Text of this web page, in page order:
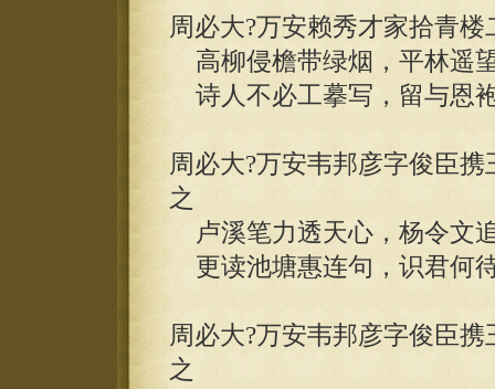
周必大?万安赖秀才家拾青楼
高柳侵檐带绿烟，平林遥
诗人不必工摹写，留与恩
周必大?万安韦邦彦字俊臣
之
卢溪笔力透天心，杨令文
更读池塘惠连句，识君何
周必大?万安韦邦彦字俊臣
之